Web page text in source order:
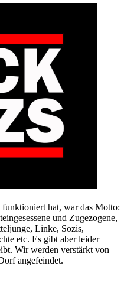
hat, war das Motto:
und Zugezogene,
Linke, Sozis,
etc. Es gibt aber leider
Wir werden verstärkt von
angefeindet.